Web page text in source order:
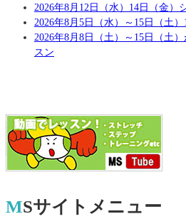
2026年8月12日（水）14日（金）
2026年8月5日（水）～15日（土
2026年8月8日（土）～15日（土
スン
MSサイトメニュー